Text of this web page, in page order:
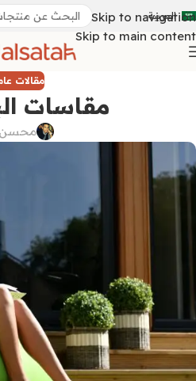
Skip to navigation
Skip to main content
العربية
مقالات
مقاسات
محسن